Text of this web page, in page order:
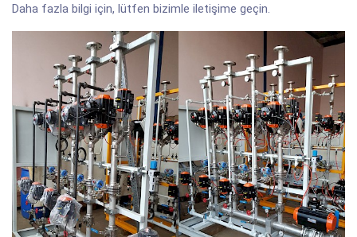
Daha fazla bilgi için, lütfen bizimle iletişime geçin.